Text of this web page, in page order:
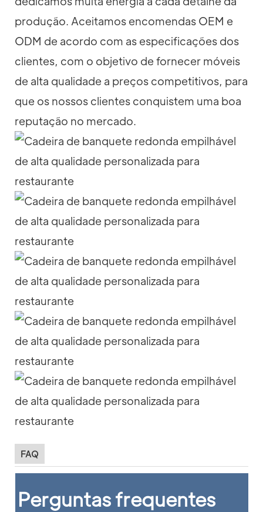
produção. Aceitamos encomendas OEM e
ODM de acordo com as especificações dos
clientes, com o objetivo de fornecer móveis
de alta qualidade a preços competitivos, para
que os nossos clientes conquistem uma boa
reputação no mercado.
FAQ
Perguntas frequentes